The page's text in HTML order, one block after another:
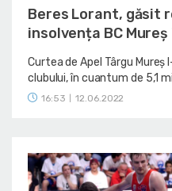
Beres Lorant, găsit
insolvența BC Mureș
Curtea de Apel Târgu Mureș
clubului, în cuantum de 5,1
16:53 12.06.2022